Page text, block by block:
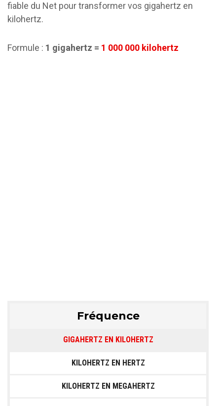
fiable du Net pour transformer vos gigahertz en
kilohertz.
Formule : 1 gigahertz = 1 000 000 kilohertz
Fréquence
GIGAHERTZ EN KILOHERTZ
KILOHERTZ EN HERTZ
KILOHERTZ EN MEGAHERTZ